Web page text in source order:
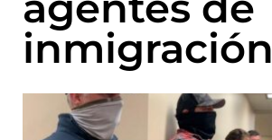
inmigración